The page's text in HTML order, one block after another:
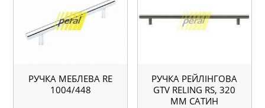
РУЧКА МЕБЛЕВА RE
1004/448
РУЧКА РЕЙЛІНГОВА
GTV RELING RS, 320
ММ САТИН